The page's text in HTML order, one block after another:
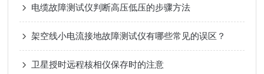
电缆故障测试仪判断高压低压的步骤方法
架空线小电流接地故障测试仪有哪些常见的误区？
卫星授时远程核相仪保存时的注意